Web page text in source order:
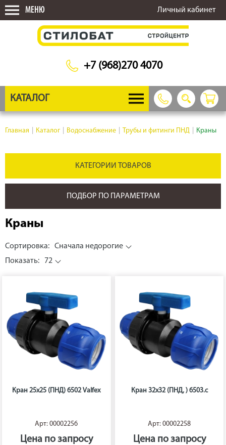
МЕНЮ Личный кабинет
+7 (968)270 4070
КАТАЛОГ
Главная Каталог Водоснабжение Трубы и фитинги ПНД Краны
КАТЕГОРИИ ТОВАРОВ
Краны
Сортировка:
Сначала недорогие
Показать:
72
Кран 25х25 (ПНД) 6502 Valfex
Арт: 00002256
Цена по запросу
Кран 32х32 (ПНД, ) 6503.с
Арт: 00002258
Цена по запросу
ПОДБОР ПО ПАРАМЕТРАМ